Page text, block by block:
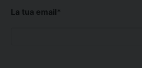
La tua email*